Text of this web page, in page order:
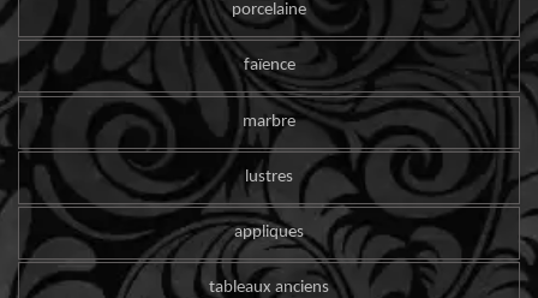
porcelaine
faïence
marbre
lustres
appliques
tableaux anciens